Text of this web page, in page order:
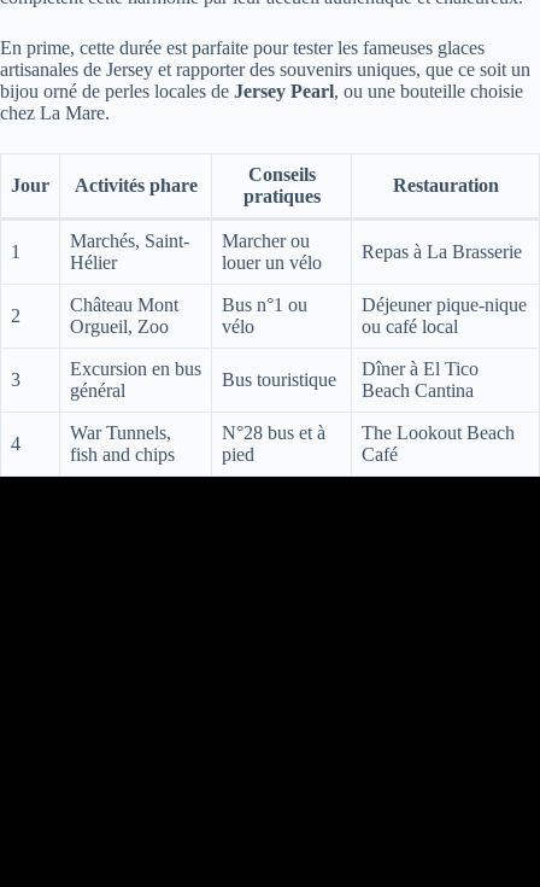
En prime, cette durée est parfaite pour tester les fameuses glaces
artisanales de Jersey et rapporter des souvenirs uniques, que ce soit un
bijou orné de perles locales de Jersey Pearl, ou une bouteille choisie
chez La Mare.
Jour Activités phare
Conseils
pratiques
Restauration
1
Marchés, Saint-
Hélier
Marcher ou
louer un vélo
Repas à La Brasserie
2
Château Mont
Orgueil, Zoo
Bus n°1 ou
vélo
Déjeuner pique-nique
ou café local
3
Excursion en bus
général
Bus touristique
Dîner à El Tico
Beach Cantina
4
War Tunnels,
fish and chips
N°28 bus et à
pied
The Lookout Beach
Café